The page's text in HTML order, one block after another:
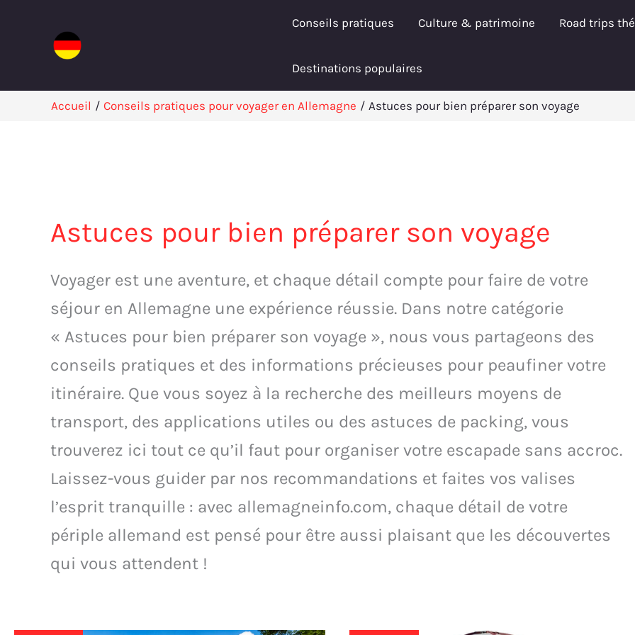
Conseils pratiques Culture & patrimoine Road trips
Destinations populaires
Accueil Conseils pratiques pour voyager en Allemagne Astuces pour bien préparer son voyage
Astuces pour bien préparer son voyage
Voyager est une aventure, et chaque détail compte pour faire de votre
séjour en Allemagne une expérience réussie. Dans notre catégorie
« Astuces pour bien préparer son voyage », nous vous partageons des
conseils pratiques et des informations précieuses pour peaufiner votre
itinéraire. Que vous soyez à la recherche des meilleurs moyens de
transport, des applications utiles ou des astuces de packing, vous
trouverez ici tout ce qu’il faut pour organiser votre escapade sans accroc.
Laissez-vous guider par nos recommandations et faites vos valises
l’esprit tranquille : avec allemagneinfo.com, chaque détail de votre
périple allemand est pensé pour être aussi plaisant que les découvertes
qui vous attendent !